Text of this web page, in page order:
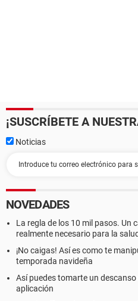
¡SUSCRÍBETE A
Noticias
NOVEDADES
La regla de los 10 mil pasos. Un
realmente necesario para la salud
¡No caigas! Así es como te
temporada navideña
Así puedes tomarte un
aplicación